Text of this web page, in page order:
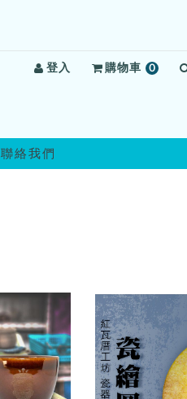
登入 購物車 0項
聯絡我們